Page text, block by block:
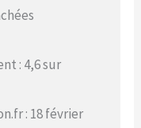
: 4,6 sur
: 18 février